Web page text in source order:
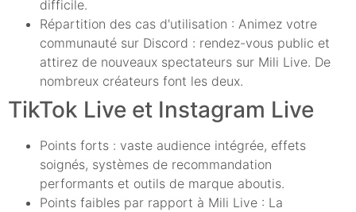
difficile.
Répartition des cas d'utilisation : Animez votre
communauté sur Discord : rendez-vous public et
attirez de nouveaux spectateurs sur Mili Live. De
nombreux créateurs font les deux.
TikTok Live et Instagram Live
Points forts : vaste audience intégrée, effets
soignés, systèmes de recommandation
performants et outils de marque aboutis.
Points faibles par rapport à Mili Live : La